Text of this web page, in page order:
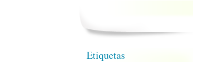
Etiquetas